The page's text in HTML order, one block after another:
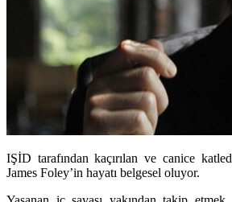
IŞİD tarafından kaçırılan ve canice
James Foley’in hayatı belgesel oluyor.